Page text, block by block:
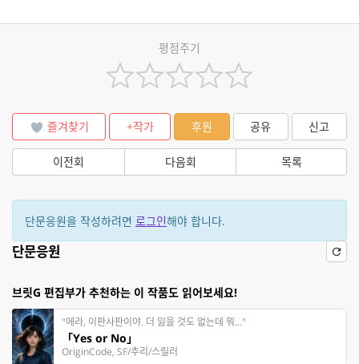
평점주기
즐겨찾기 +작가 후원 공유 신고
이전회 다음회 목록
단문응원을 작성하려면 로그인해야 합니다.
단문응원
브릿G 편집부가 추천하는 이 작품도 읽어보세요!
"에라, 이판사판이야. 더 잃을 것도 없는데 뭐..."
「Yes or No」
OriginCode, SF/추리/스릴러